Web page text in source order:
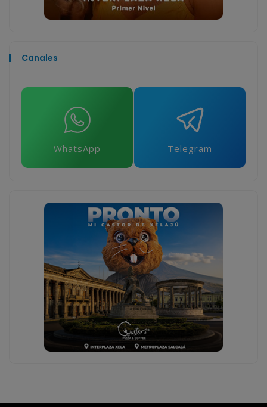
Canales
WhatsApp Telegram